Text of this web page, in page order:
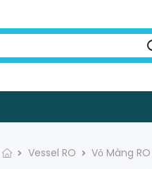
Vessel RO Vỏ Màng